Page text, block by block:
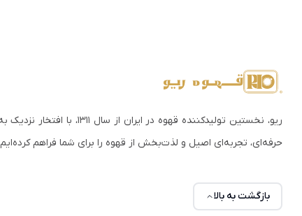
ریو، نخستین تولیدکننده
حرفه‌ای، تجربه‌ای اصیل و لذت‌بخش از قهوه را برای شما فراهم
بازگشت به بالا